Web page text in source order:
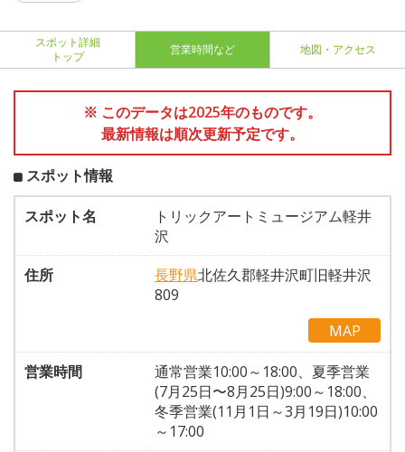
スポット詳細
トップ
営業時間など 地図・アクセス
※ このデータは2025年のものです。
最新情報は順次更新予定です。
スポット情報
スポット名
トリックアートミュージアム軽井
沢
住所
長野県北佐久郡軽井沢町旧軽井沢
809
MAP
営業時間
通常営業10:00～18:00、夏季営業
(7月25日〜8月25日)9:00～18:00、
冬季営業(11月1日～3月19日)10:00
～17:00